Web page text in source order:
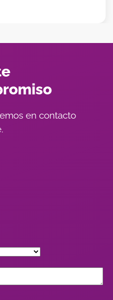
en contacto